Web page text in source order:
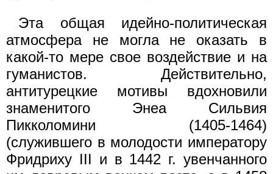
Эта общая идейно-политическая
атмосфера не могла не оказать в
какой-то мере свое воздействие и на
гуманистов. Действительно,
антитурецкие мотивы вдохновили
знаменитого Энеа Сильвия
Пикколомини (1405-1464)
(служившего в молодости императору
Фридриху III и в 1442 г. увенчанного